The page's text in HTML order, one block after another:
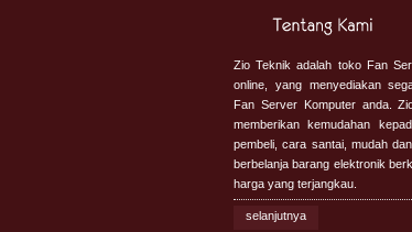
Zio Teknik adalah toko Fan
online, yang menyediakan
Fan Server Komputer anda.
memberikan kemudahan
pembeli, cara santai, mudah
berbelanja barang elektronik
harga yang terjangkau.
selanjutnya